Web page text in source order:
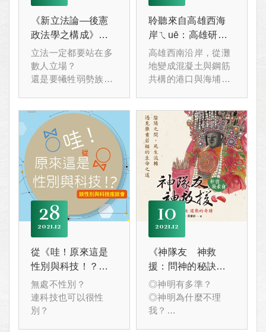
《新立法論—後憲
政法學之構成》新
書分享會
立法一定都要站在多
數人立場？
還是要犧牲弱勢族群
聆聽來自高雄西海
岸ㄟuē：高雄研究
叢刊新書發表會
高雄西南沿岸，從灘
地變成混凝土與鋼筋
共構的港口與海埔
經濟發展，但也改變
了當地的自然生態、
人文風情。
位在小港的大林蒲，
它的閩南話具有一種
特殊腔調，而它面臨
消失的可能性！
海岸變遷對於在此地
生活的人群及非人物
種產生何種影響呢？
1/16邀請您一起來聽
聽這塊土地所發出來
28
12
2021
從《哇！原來這是
性別與科技！？》
談性別與科技座談
會
無處不性別？
連科技也可以很性
別？
10
12
2021
《神隊友 神救
援：問神的秘訣
道教的奇蹟》新書
發表會
◎神明有多準？
◎神明為什麼不理
我？